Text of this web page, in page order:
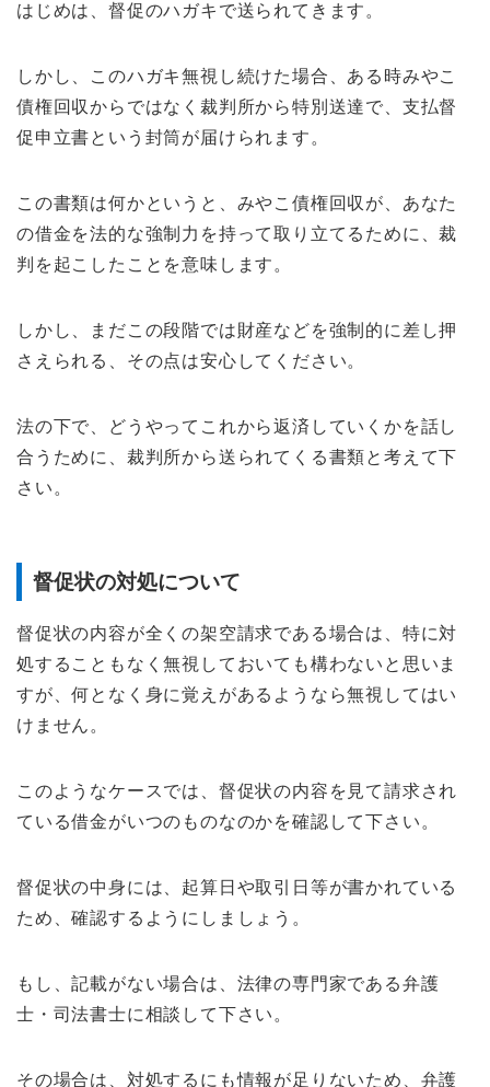
はじめは、督促のハガキで送られてきます。
しかし、このハガキ無視し続けた場合、ある時みやこ
債権回収からではなく裁判所から特別送達で、支払督
促申立書という封筒が届けられます。
この書類は何かというと、みやこ債権回収が、あなた
の借金を法的な強制力を持って取り立てるために、裁
判を起こしたことを意味します。
しかし、まだこの段階では財産などを強制的に差し押
さえられる、その点は安心してください。
法の下で、どうやってこれから返済していくかを話し
合うために、裁判所から送られてくる書類と考えて下
さい。
督促状の対処について
督促状の内容が全くの架空請求である場合は、特に対
処することもなく無視しておいても構わないと思いま
すが、何となく身に覚えがあるようなら無視してはい
けません。
このようなケースでは、督促状の内容を見て請求され
ている借金がいつのものなのかを確認して下さい。
督促状の中身には、起算日や取引日等が書かれている
ため、確認するようにしましょう。
もし、記載がない場合は、法律の専門家である弁護
士・司法書士に相談して下さい。
その場合は、対処するにも情報が足りないため、弁護